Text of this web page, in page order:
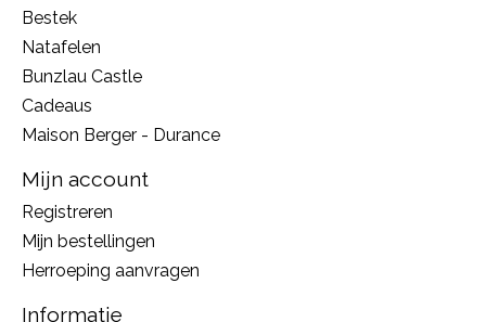
Bestek
Natafelen
Bunzlau Castle
Cadeaus
Maison Berger - Durance
Mijn account
Registreren
Mijn bestellingen
Herroeping aanvragen
Informatie